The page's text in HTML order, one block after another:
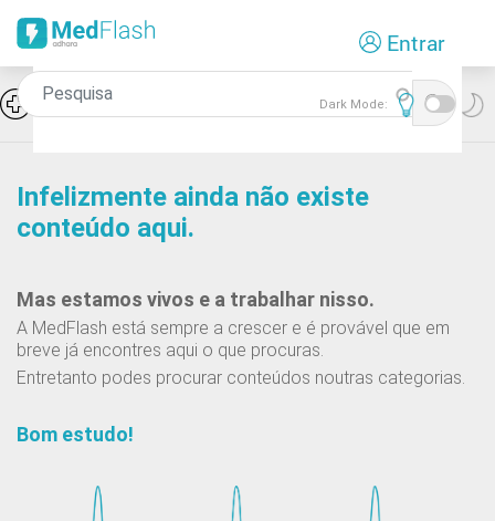
o
principal
Entrar
Icon Hiponatremia e SIADH Dark Mode:
Infelizmente ainda não existe
conteúdo aqui.
Mas estamos vivos e a trabalhar nisso.
A MedFlash está sempre a crescer e é provável que em
breve já encontres aqui o que procuras.
Entretanto podes procurar conteúdos noutras categorias.
Bom estudo!